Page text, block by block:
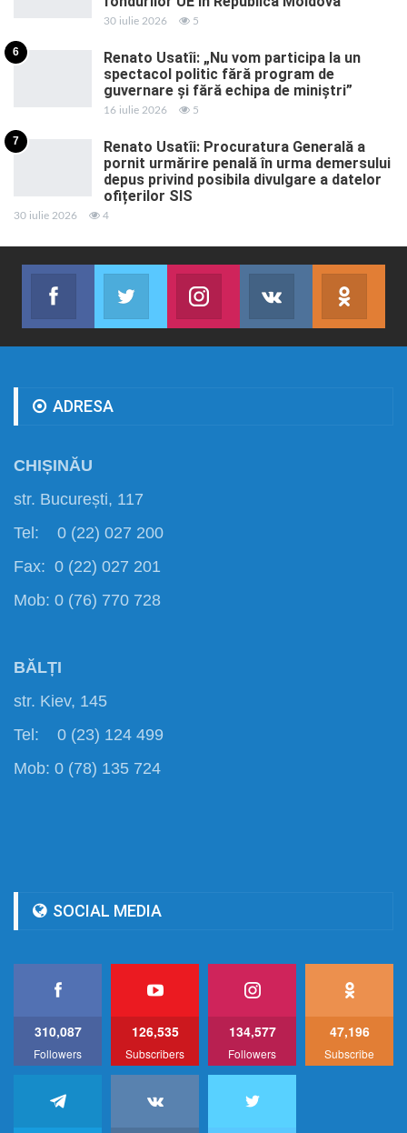
30 iulie 2026 5
6
Renato Usatîi: „Nu vom participa la un
spectacol politic fără program de
guvernare și fără echipa de miniștri”
16 iulie 2026 5
7
Renato Usatîi: Procuratura Generală a
pornit urmărire penală în urma demersului
depus privind posibila divulgare a datelor
ofițerilor SIS
30 iulie 2026 4
Facebook
Abonează-te
Twitter
Join us on TwitterJoin us on Instagram
Abonează-te
ADRESA
CHIȘINĂU
str. București, 117
Tel: 0 (22) 027 200
Fax: 0 (22) 027 201
Mob: 0 (76) 770 728
BĂLȚI
str. Kiev, 145
Tel: 0 (23) 124 499
Mob: 0 (78) 135 724
SOCIAL MEDIA
310,087
Followers
126,535
Subscribers
134,577
Followers
47,196
Subscribe